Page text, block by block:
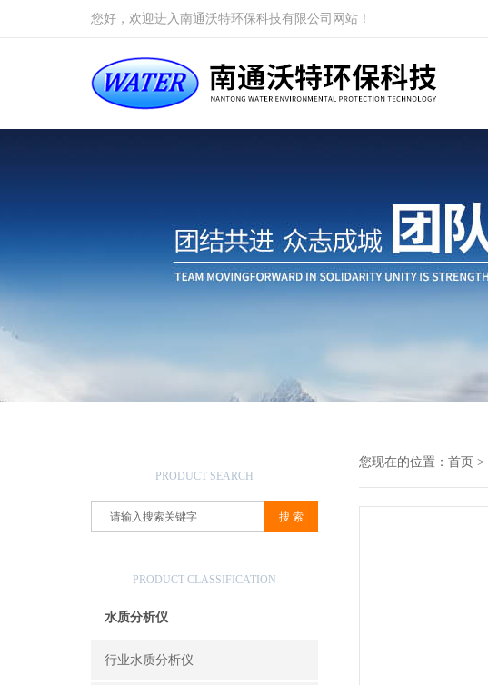
您好，欢迎进入南通沃特环保科技有限公司网站！
PRODUCT SEARCH
PRODUCT CLASSIFICATION
水质分析仪
行业水质分析仪
您现在的位置： 首页 >